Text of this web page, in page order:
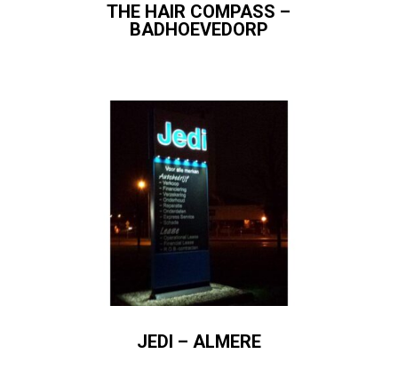
THE HAIR COMPASS –
BADHOEVEDORP
JEDI – ALMERE